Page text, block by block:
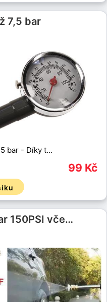
7,5 bar
bar - Díky t…
99 Kč
150PSI vče…